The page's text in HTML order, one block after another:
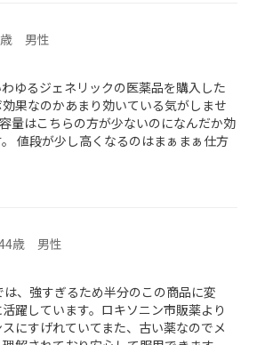
男性
ゆるジェネリックの医薬品を購入した
果なのかあまり効いている気がしませ
量はこちらの方が少ないのになんだか効
値段が少し高くなるのはまぁまぁ仕方
歳 男性
、強すぎるため半分のこの商品に変
躍しています。ロキソニン市販薬より
にすげれていてまた、古い薬なのでメ